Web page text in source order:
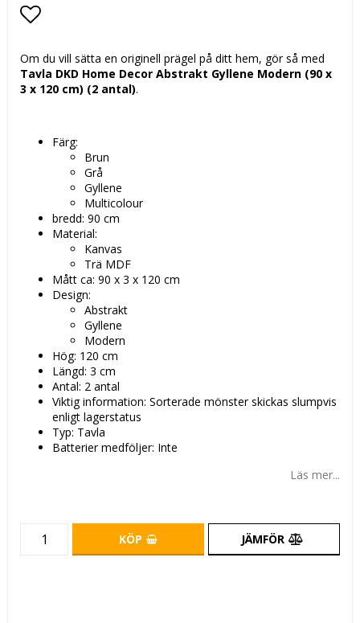
Lägg till i favoritlistan
Om du vill sätta en originell prägel på ditt hem, gör så med
Tavla DKD Home Decor Abstrakt Gyllene Modern (90 x
3 x 120 cm) (2 antal).
Färg:
Brun
Grå
Gyllene
Multicolour
bredd: 90 cm
Material:
Kanvas
Trä MDF
Mått ca: 90 x 3 x 120 cm
Design:
Abstrakt
Gyllene
Modern
Hög: 120 cm
Längd: 3 cm
Antal: 2 antal
Viktig information: Sorterade mönster skickas slumpvis
enligt lagerstatus
Typ: Tavla
Batterier medföljer: Inte
Läs mer...
KÖP JÄMFÖR